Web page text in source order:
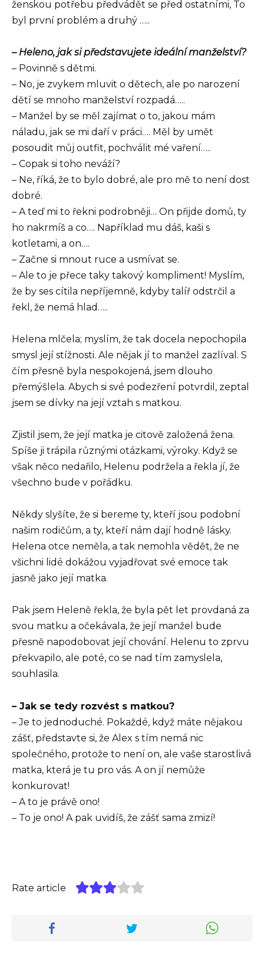
ženskou potřebu předvádět se před ostatními, To
byl první problém a druhý …..
– Heleno, jak si představujete ideální manželství?
– Povinně s dětmi.
– No, je zvykem mluvit o dětech, ale po narození
dětí se mnoho manželství rozpadá…..
– Manžel by se měl zajímat o to, jakou mám
náladu, jak se mi daří v práci…. Měl by umět
posoudit můj outfit, pochválit mé vaření…..
– Copak si toho neváží?
– Ne, říká, že to bylo dobré, ale pro mě to není dost
dobré.
– A teď mi to řekni podrobněji… On přijde domů, ty
ho nakrmíš a co…. Například mu dáš, kaši s
kotletami, a on….
– Začne si mnout ruce a usmívat se.
– Ale to je přece taky takový kompliment! Myslím,
že by ses cítila nepříjemně, kdyby talíř odstrčil a
řekl, že nemá hlad…..
Helena mlčela; myslím, že tak docela nepochopila
smysl její stížnosti. Ale nějak jí to manžel zazlíval. S
čím přesně byla nespokojená, jsem dlouho
přemýšlela. Abych si své podezření potvrdil, zeptal
jsem se dívky na její vztah s matkou.
Zjistil jsem, že její matka je citově založená žena.
Spíše ji trápila různými otázkami, výroky. Když se
však něco nedařilo, Helenu podržela a řekla jí, že
všechno bude v pořádku.
Někdy slyšíte, že si bereme ty, kteří jsou podobní
našim rodičům, a ty, kteří nám dají hodně lásky.
Helena otce neměla, a tak nemohla vědět, že ne
všichni lidé dokážou vyjadřovat své emoce tak
jasně jako její matka.
Pak jsem Heleně řekla, že byla pět let provdaná za
svou matku a očekávala, že její manžel bude
přesně napodobovat její chování. Helenu to zprvu
překvapilo, ale poté, co se nad tím zamyslela,
souhlasila.
– Jak se tedy rozvést s matkou?
– Je to jednoduché. Pokaždé, když máte nějakou
zášť, představte si, že Alex s tím nemá nic
společného, protože to není on, ale vaše starostlivá
matka, která je tu pro vás. A on jí nemůže
konkurovat!
– A to je právě ono!
– To je ono! A pak uvidíš, že zášť sama zmizí!
Rate article